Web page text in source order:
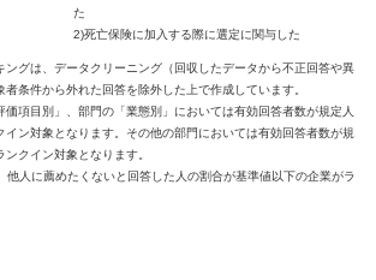
た
2)死亡保険に加入する際に選定に関与した
グは、データクリーニング（回収したデータから不正回答や異
条件から外れた回答を除外した上で作成しています。
項目別」、部門の「業態別」においては有効回答者数が規定人
イン対象となります。その他の部門においては有効回答者数が規
クイン対象となります。
人に薦めたくないと回答した人の割合が基準値以下の企業がラ